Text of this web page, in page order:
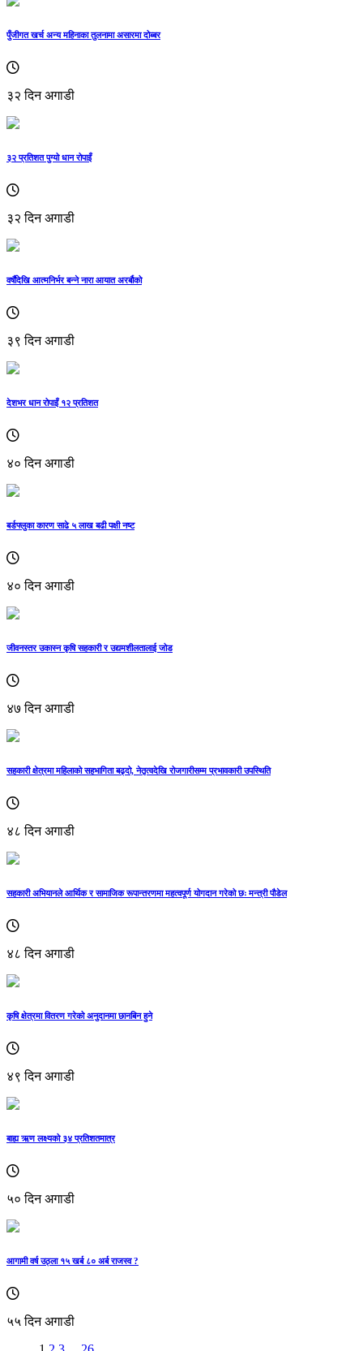
पुँजीगत खर्च अन्य महिनाका तुलनामा असारमा दोब्बर
३२ दिन अगाडी
३२ प्रतिशत पुग्यो धान रोपाइँ
३२ दिन अगाडी
वर्षाैदेखि आत्मनिर्भर बन्ने नारा आयात अरर्बौको
३९ दिन अगाडी
देशभर धान रोपाइँ १२ प्रतिशत
४० दिन अगाडी
बर्डफ्लुका कारण साढे ५ लाख बढी पक्षी नष्ट
४० दिन अगाडी
जीवनस्तर उकास्न कृषि सहकारी र उद्यमशीलतालाई जोड
४७ दिन अगाडी
सहकारी क्षेत्रमा महिलाको सहभागिता बढ्दो, नेतृत्वदेखि रोजगारीसम्म प्रभावकारी उपस्थिति
४८ दिन अगाडी
सहकारी अभियानले आर्थिक र सामाजिक रूपान्तरणमा महत्वपूर्ण योगदान गरेको छः मन्त्री पौडेल
४८ दिन अगाडी
कृषि क्षेत्रमा वितरण गरेको अनुदानमा छानबिन हुने
४९ दिन अगाडी
बाह्य ऋण लक्ष्यको ३४ प्रतिशतमात्र
५० दिन अगाडी
आगामी वर्ष उठ्ला १५ खर्ब ८० अर्ब राजस्व ?
५५ दिन अगाडी